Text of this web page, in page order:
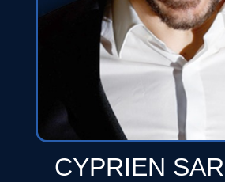
CYPRIEN